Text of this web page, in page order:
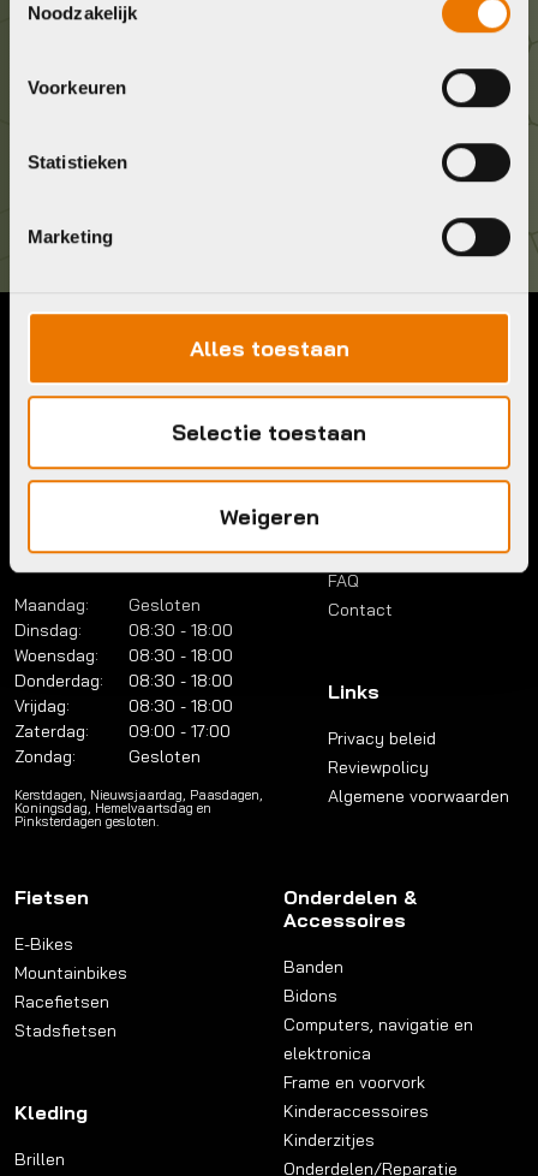
Noodzakelijk
Voorkeuren
Statistieken
Marketing
Alles toestaan
Selectie toestaan
Weigeren
Geef ons een belletje
Brouwerstraat 8B
Telefoon:
036 5304422
info@bykestore.nl
1315 BP Almere
Openingstijden
Maandag:
Gesloten
Dinsdag:
08:30 - 18:00
Woensdag:
08:30 - 18:00
Donderdag:
08:30 - 18:00
Vrijdag:
08:30 - 18:00
Zaterdag:
09:00 - 17:00
Zondag:
Gesloten
Kerstdagen, Nieuwsjaardag, Paasdagen,
Koningsdag, Hemelvaartsdag en
Pinksterdagen gesloten.
Menu
Lease a bike
Service pakket
Vacatures
FAQ
Contact
Links
Privacy beleid
Reviewpolicy
Algemene voorwaarden
Fietsen
E-Bikes
Mountainbikes
Racefietsen
Stadsfietsen
Kleding
Brillen
Onderdelen &
Accessoires
Banden
Bidons
Computers, navigatie en
elektronica
Frame en voorvork
Kinderaccessoires
Kinderzitjes
Onderdelen/Reparatie